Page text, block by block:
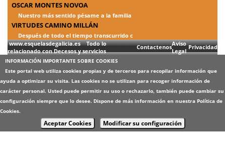
OSCAR MONTES NOVOA
Nuestro más sentido pésame a la familia
VIRTUDES CAMINO MILLÁN
Después de todo el tiempo transcurrido c
www.esquelasdegalicia.es Todo lo
relacionado con Decesos y servicios
ContactenosAviso
Legal
Privacidad
INFORMACIÓN IMPORTANTE SOBRE COOKIES
Este portal web utiliza cookies propias y de terceros para recopilar información que
ayuda a optimizar su visita. Las cookies no se utilizan para recoger información de
carácter personal. Usted puede permitir su uso o rechazarlo, también puede cambiar su
configuración siempre que lo desee. Dispone de más información en nuestra Política de
Cookies.